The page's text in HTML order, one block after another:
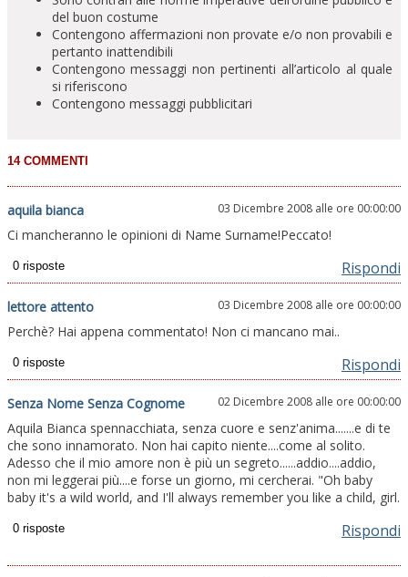
del buon costume
Contengono affermazioni non provate e/o non provabili e
pertanto inattendibili
Contengono messaggi non pertinenti all’articolo al quale
si riferiscono
Contengono messaggi pubblicitari
aquila bianca 03 Dicembre 2008 alle ore 00:00:00
Ci mancheranno le opinioni di Name Surname!Peccato!
Rispondi
lettore attento 03 Dicembre 2008 alle ore 00:00:00
Perchè? Hai appena commentato! Non ci mancano mai..
Rispondi
Senza Nome Senza Cognome 02 Dicembre 2008 alle ore 00:00:00
Aquila Bianca spennacchiata, senza cuore e senz'anima.......e di te
che sono innamorato. Non hai capito niente....come al solito.
Adesso che il mio amore non è più un segreto......addio....addio,
non mi leggerai più....e forse un giorno, mi cercherai. "Oh baby
baby it's a wild world, and I'll always remember you like a child, girl.
Rispondi